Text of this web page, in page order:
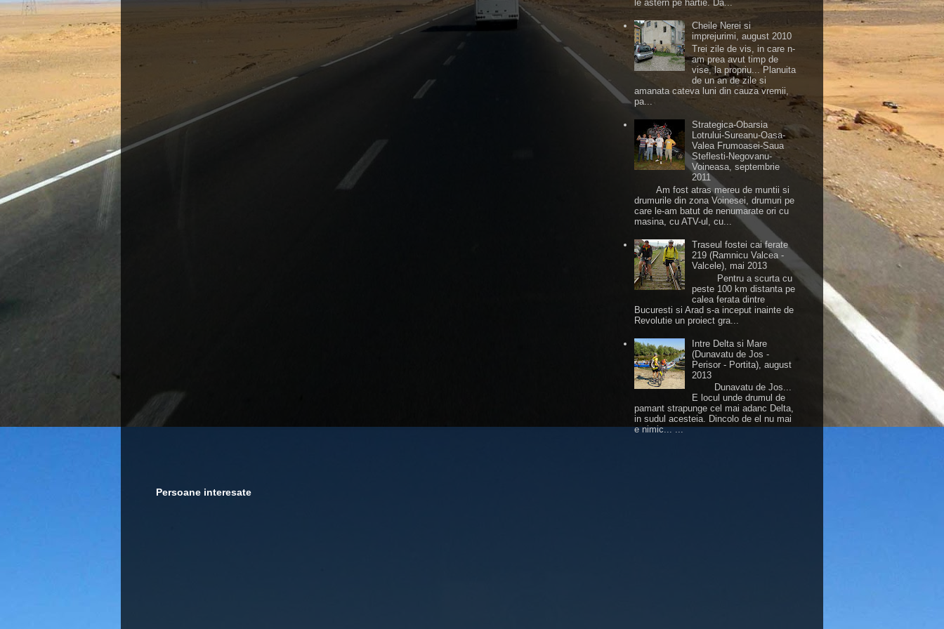
le astern pe hartie. Da...
Cheile Nerei si
imprejurimi, august 2010
Trei zile de vis, in care n-
am prea avut timp de
vise, la propriu... Planuita
de un an de zile si
amanata cateva luni din cauza vremii,
pa...
Strategica-Obarsia
Lotrului-Sureanu-Oasa-
Valea Frumoasei-Saua
Steflesti-Negovanu-
Voineasa, septembrie
2011
Am fost atras mereu de muntii si
drumurile din zona Voinesei, drumuri pe
care le-am batut de nenumarate ori cu
masina, cu ATV-ul, cu...
Traseul fostei cai ferate
219 (Ramnicu Valcea -
Valcele), mai 2013
Pentru a scurta cu
peste 100 km distanta pe
calea ferata dintre
Bucuresti si Arad s-a inceput inainte de
Revolutie un proiect gra...
Intre Delta si Mare
(Dunavatu de Jos -
Perisor - Portita), august
2013
Dunavatu de Jos...
E locul unde drumul de
pamant strapunge cel mai adanc Delta,
in sudul acesteia. Dincolo de el nu mai
e nimic... ...
Persoane interesate